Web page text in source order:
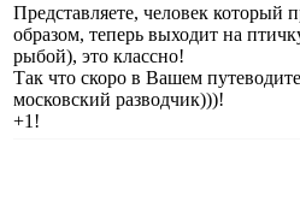
Представляете, человек который
образом, теперь выходит на
рыбой), это классно!
Так что скоро в Вашем
московский разводчик)))!
+1!